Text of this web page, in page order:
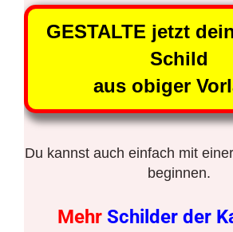
GESTALTE jetzt
Schild
aus obiger
Du kannst auch einfach mit einer
beginnen.
Mehr Schilder der